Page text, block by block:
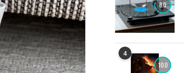
8.0
4
10.0